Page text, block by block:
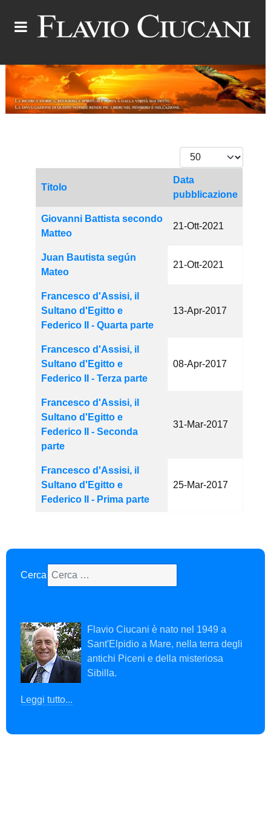
Visualizza #
Articoli
Titolo
Data
pubblicazione
Giovanni Battista secondo
Matteo
21-Ott-2021
Juan Bautista según
Mateo
21-Ott-2021
Francesco d'Assisi, il
Sultano d'Egitto e
Federico II - Quarta parte
13-Apr-2017
Francesco d'Assisi, il
Sultano d'Egitto e
Federico II - Terza parte
08-Apr-2017
Francesco d'Assisi, il
Sultano d'Egitto e
Federico II - Seconda
parte
31-Mar-2017
Francesco d'Assisi, il
Sultano d'Egitto e
Federico II - Prima parte
25-Mar-2017
Cerca
Flavio Ciucani è nato nel 1949 a
Sant'Elpidio a Mare, nella terra degli
antichi Piceni e della misteriosa
Sibilla.
Leggi tutto...